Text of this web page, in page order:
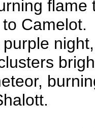
flame
Camelot.
night,